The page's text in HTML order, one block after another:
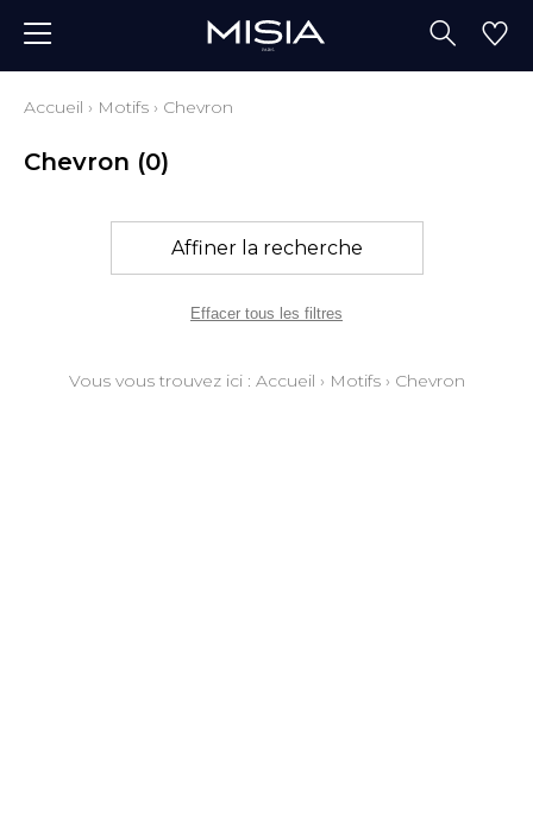
Accueil › Motifs › Chevron
Chevron (0)
Affiner la recherche
Effacer tous les filtres
Vous vous trouvez ici : Accueil › Motifs› Chevron